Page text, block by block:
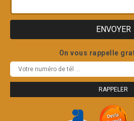
On vous rappelle